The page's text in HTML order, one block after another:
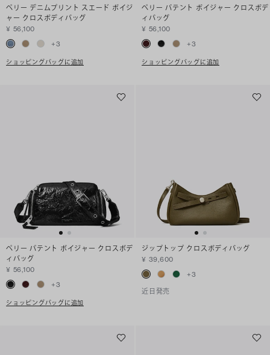
ペリー デニムプリント スエード ボイジ
ャー クロスボディバッグ
¥ 56,100
+3
ショッピングバッグに追加
ペリー パテント ボイジャー クロスボデ
ィバッグ
¥ 56,100
+3
ショッピングバッグに追加
ペリー パテント ボイジャー クロスボデ
ィバッグ
¥ 56,100
+3
ショッピングバッグに追加
ジップトップ クロスボディバッグ
¥ 39,600
+3
近日発売